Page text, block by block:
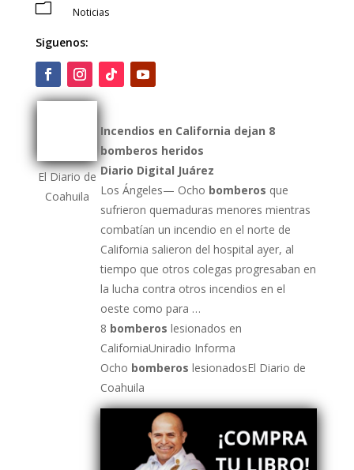
m Noticias
Siguenos:
El Diario de
Coahuila
Incendios en California dejan 8
bomberos heridos
Diario Digital Juárez
​Los Ángeles— Ocho bomberos que
sufrieron quemaduras menores mientras
combatían un incendio en el norte de
California salieron del hospital ayer, al
tiempo que otros colegas progresaban en
la lucha contra otros incendios en el
oeste como para …
8 bomberos lesionados en
CaliforniaUniradio Informa
Ocho bomberos lesionadosEl Diario de
Coahuila